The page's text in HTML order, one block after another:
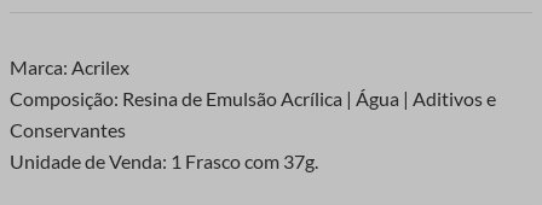
Marca: Acrilex
Composição: Resina de Emulsão Acrílica | Água | Aditivos e
Conservantes
Unidade de Venda: 1 Frasco com 37g.